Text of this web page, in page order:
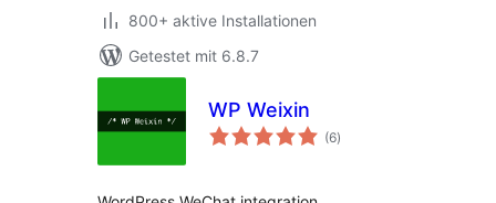
800+ aktive Installationen
Getestet mit 6.8.7
WP Weixin
(6Bewertungen
insgesamt
)